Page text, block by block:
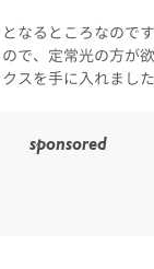
なるところなので
で、定常光の方が
スを手に入れました
sponsored